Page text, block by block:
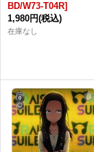
BD/W73-T04R]
1,980円(税込)
在庫なし